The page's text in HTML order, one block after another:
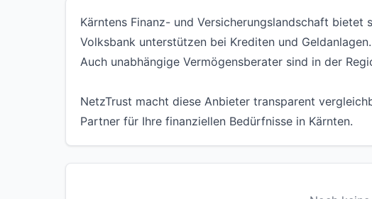
Kärntens Finanz- und Versicherungslandschaft
Volksbank unterstützen bei Krediten und
Auch unabhängige Vermögensberater sind in der
NetzTrust macht diese Anbieter transparent
Partner für Ihre finanziellen Bedürfnisse in Kärnten.